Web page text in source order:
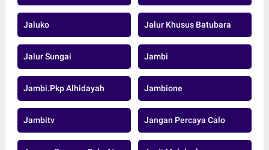
Jaluko Jalur Khusus Batubara
Jalur Sungai Jambi
Jambi.pkp Alhidayah Jambione
Jambitv Jangan Percaya Calo